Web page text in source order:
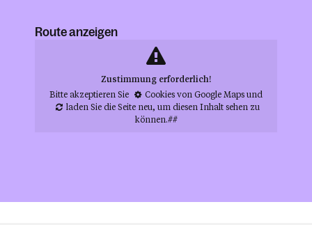
Route anzeigen
Zustimmung erforderlich!
Bitte akzeptieren Sie
Cookies von Google Mapsund
laden Sie die Seite neu, um diesen Inhalt sehen zu
können.##